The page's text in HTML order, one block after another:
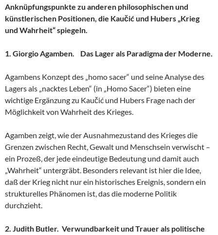
Anknüpfungspunkte zu anderen philosophischen und
künstlerischen Positionen, die Kaučić und Hubers „Krieg
und Wahrheit“ spiegeln.
1. Giorgio Agamben. Das Lager als Paradigma der Moderne.
Agambens Konzept des „homo sacer“ und seine Analyse des
Lagers als „nacktes Leben“ (in „Homo Sacer“) bieten eine
wichtige Ergänzung zu Kaučić und Hubers Frage nach der
Möglichkeit von Wahrheit des Krieges.
Agamben zeigt, wie der Ausnahmezustand des Krieges die
Grenzen zwischen Recht, Gewalt und Menschsein verwischt –
ein Prozeß, der jede eindeutige Bedeutung und damit auch
„Wahrheit“ untergräbt. Besonders relevant ist hier die Idee,
daß der Krieg nicht nur ein historisches Ereignis, sondern ein
strukturelles Phänomen ist, das die moderne Politik
durchzieht.
2. Judith Butler. Verwundbarkeit und Trauer als politische